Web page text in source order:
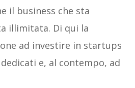
il business che sta
illimitata. Di qui la
ad investire in startups
e, al contempo, ad